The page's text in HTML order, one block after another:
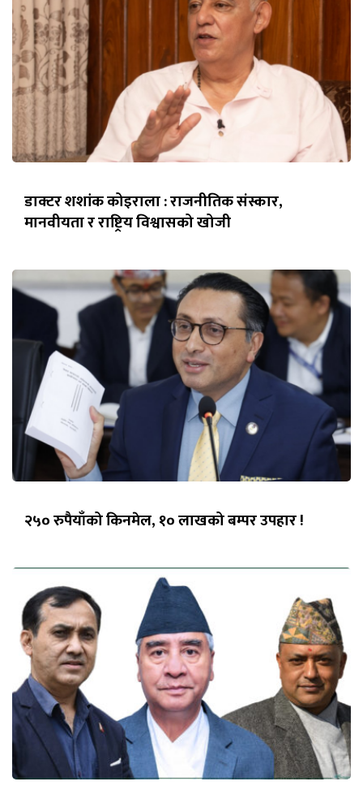
डाक्टर शशांक कोइराला : राजनीतिक संस्कार,
मानवीयता र राष्ट्रिय विश्वासको खोजी
२५० रुपैयाँको किनमेल, १० लाखको बम्पर उपहार !